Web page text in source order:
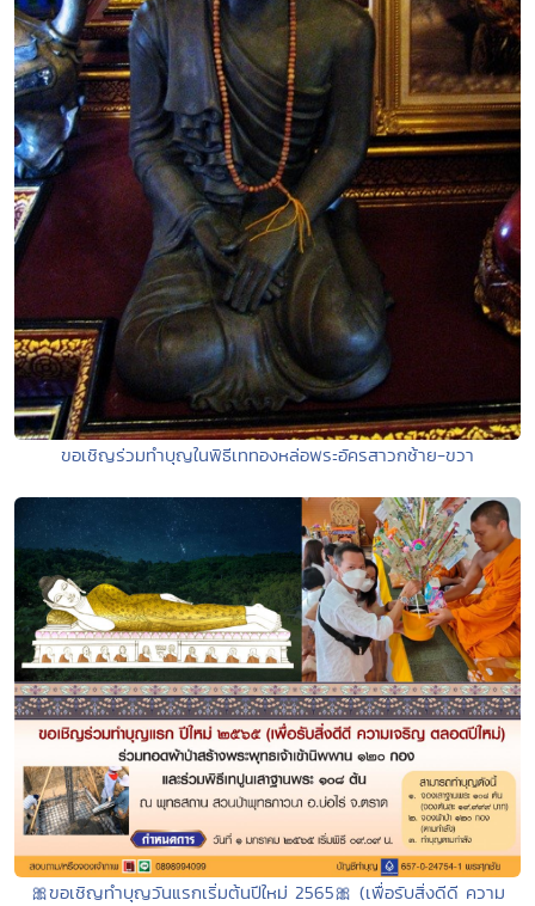
ขอเชิญร่วมทำบุญในพิธีเททองหล่อพระอัครสาวกซ้าย-ขวา
🎀ขอเชิญทำบุญวันแรกเริ่มต้นปีใหม่ 2565🎀 (เพื่อรับสิ่งดีดี ความ